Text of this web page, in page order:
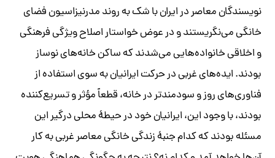
نویسندگان معاصر در ایران با شک به روند مدرنیزاسیون فضای
خانگی می‌نگریستند و در عوض خواستار اصلاح ویژگی فرهنگی
و اخلاقی خانواده‌هایی می‌شدند که ساکن خانه‌های نوساز
بودند. ایده‌های غربی در حرکت ایرانیان به سوی استفاده از
فناوری‌های روز و سودمندتر در خانه، قطعاً مؤثر و تسریع‌کننده
بودند، با وجود این، ایرانیان خود در حیطۀ محلی درگیر این
مسئله بودند که کدام جنبۀ زندگی خانگی معاصر غربی به کار